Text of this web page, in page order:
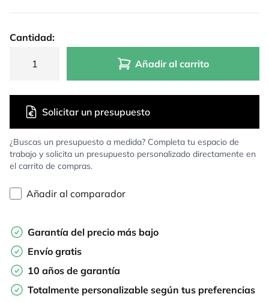
Cantidad:
Añadir al carrito
¿Buscas un presupuesto a medida? Completa tu espacio de
trabajo y solicita un presupuesto personalizado directamente en
el carrito de compras.
Solicitar un presupuesto
Añadir al comparador
Garantía del precio más bajo
Envío gratis
10 años de garantía
Totalmente personalizable según tus preferencias